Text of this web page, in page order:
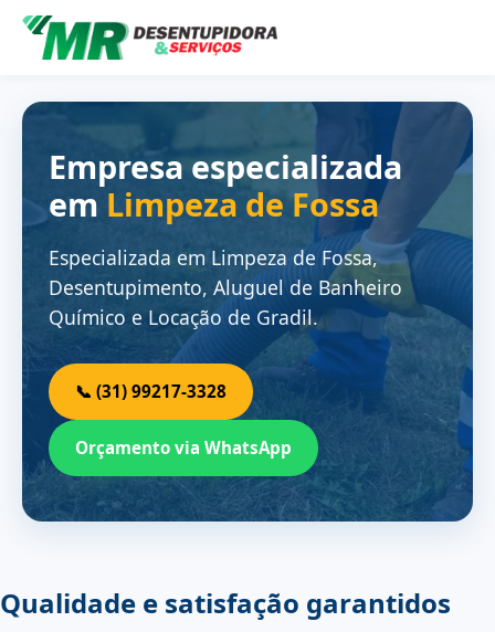
Empresa especializada
em Limpeza de Fossa
Especializada em Limpeza de Fossa,
Desentupimento, Aluguel de Banheiro
Químico e Locação de Gradil.
📞 (31) 99217-3328
Orçamento via WhatsApp
Qualidade e satisfação garantidos